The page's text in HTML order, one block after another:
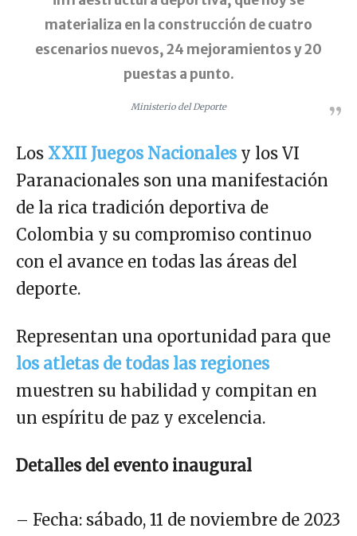
materializa en la construcción de cuatro
escenarios nuevos, 24 mejoramientos y 20
puestas a punto.
Ministerio del Deporte
Los XXII Juegos Nacionales y los VI
Paranacionales son una manifestación
de la rica tradición deportiva de
Colombia y su compromiso continuo
con el avance en todas las áreas del
deporte.
Representan una oportunidad para que
los atletas de todas las regiones
muestren su habilidad y compitan en
un espíritu de paz y excelencia.
Detalles del evento inaugural
– Fecha: sábado, 11 de noviembre de 2023